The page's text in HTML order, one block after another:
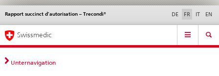
Navigation
directe:
actualités,
bases
Actualités & Mises à
normes
Contact | Support &
aide
Rapport succinct d’autorisation – Trecondi® DE FR IT EN
Service
Navigation
Swissmedic
Unternavigation